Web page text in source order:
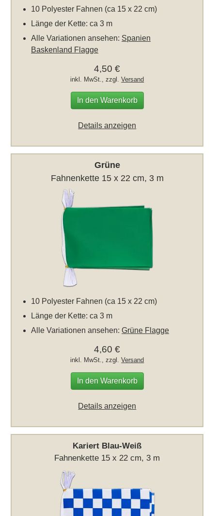
10 Polyester Fahnen (ca 15 x 22 cm)
Länge der Kette: ca 3 m
Alle Variationen ansehen: Spanien
Baskenland Flagge
4,50 €
inkl. MwSt., zzgl.Versand
In den Warenkorb
Details anzeigen
Grüne
Fahnenkette 15 x 22 cm, 3 m
10 Polyester Fahnen (ca 15 x 22 cm)
Länge der Kette: ca 3 m
Alle Variationen ansehen:Grüne Flagge
4,60 €
inkl. MwSt., zzgl.Versand
In den Warenkorb
Details anzeigen
Kariert Blau-Weiß
Fahnenkette 15 x 22 cm, 3 m